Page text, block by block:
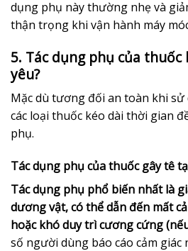
dụng phụ này thường nhẹ và
thận trọng khi vận hành máy
5. Tác dụng phụ của
yêu?
Mặc dù tương đối an toàn khi
các loại thuốc kéo dài thời gian
phụ.
Tác dụng phụ của thuốc gây tê
Tác dụng phụ phổ biến nhất là
dương vật, có thể dẫn đến mất
hoặc khó duy trì cương cứng
số người dùng báo cáo cảm